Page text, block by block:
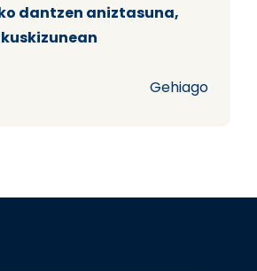
dantzen aniztasuna,
Gehiago